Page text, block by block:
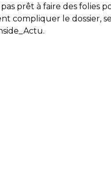
prêt à faire des folies
compliquer le dossier,